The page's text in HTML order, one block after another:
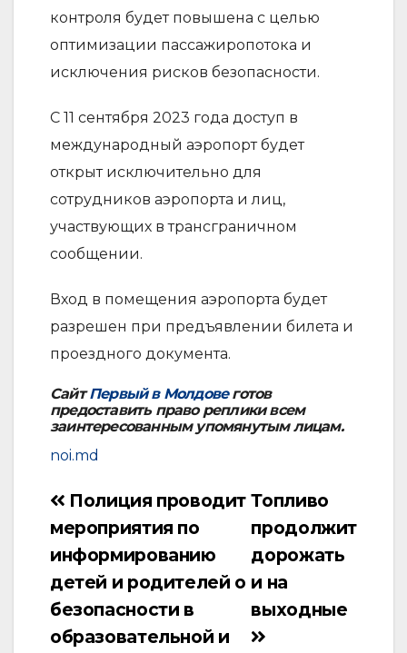
контроля будет повышена с целью
оптимизации пассажиропотока и
исключения рисков безопасности.
С 11 сентября 2023 года доступ в
международный аэропорт будет
открыт исключительно для
сотрудников аэропорта и лиц,
участвующих в трансграничном
сообщении.
Вход в помещения аэропорта будет
разрешен при предъявлении билета и
проездного документа.
СайтПервый в Молдовеготов
предоставить право реплики всем
заинтересованным упомянутым лицам.
noi.md
Навигация
по
записям
Топливо
продолжит
дорожать
и на
выходные
Полиция проводит
мероприятия по
информированию
детей и родителей о
безопасности в
образовательной и